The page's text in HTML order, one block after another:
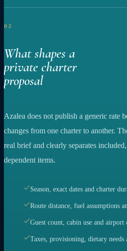
02
What shapes a
private charter
proposal
Azalea does not publish a generic rate
changes from one charter to another.
real brief and clearly separates
dependent items.
Season, exact dates and charter
Route distance, fuel assumptions
Guest count, cabin use and airport
Taxes, provisioning, dietary needs